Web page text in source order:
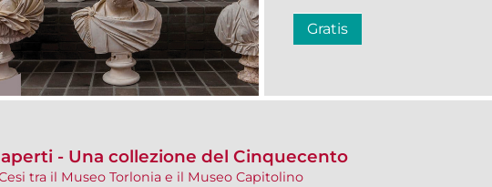
Gratis
- Una collezione del Cinquecento
tra il Museo Torlonia e il Museo Capitolino